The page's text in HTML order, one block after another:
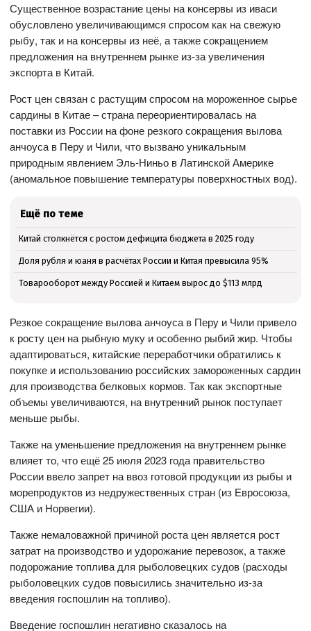
Существенное возрастание цены на консервы из иваси
обусловлено увеличивающимся спросом как на свежую
рыбу, так и на консервы из неё, а также сокращением
предложения на внутреннем рынке из-за увеличения
экспорта в Китай.
Рост цен связан с растущим спросом на мороженное сырье
сардины в Китае – страна переориентировалась на
поставки из России на фоне резкого сокращения вылова
анчоуса в Перу и Чили, что вызвано уникальным
природным явлением Эль-Ниньо в Латинской Америке
(аномальное повышение температуры поверхностных вод).
Ещё по теме
Китай столкнётся с ростом дефицита бюджета в 2025 году
Доля рубля и юаня в расчётах России и Китая превысила 95%
Товарооборот между Россией и Китаем вырос до $113 млрд
Резкое сокращение вылова анчоуса в Перу и Чили привело
к росту цен на рыбную муку и особенно рыбий жир. Чтобы
адаптироваться, китайские переработчики обратились к
покупке и использованию российских замороженных сардин
для производства белковых кормов. Так как экспортные
объемы увеличиваются, на внутренний рынок поступает
меньше рыбы.
Также на уменьшение предложения на внутреннем рынке
влияет то, что ещё 25 июля 2023 года правительство
России ввело запрет на ввоз готовой продукции из рыбы и
морепродуктов из недружественных стран (из Евросоюза,
США и Норвегии).
Также немаловажной причиной роста цен является рост
затрат на производство и удорожание перевозок, а также
подорожание топлива для рыболовецких судов (расходы
рыболовецких судов повысились значительно из-за
введения госпошлин на топливо).
Введение госпошлин негативно сказалось на